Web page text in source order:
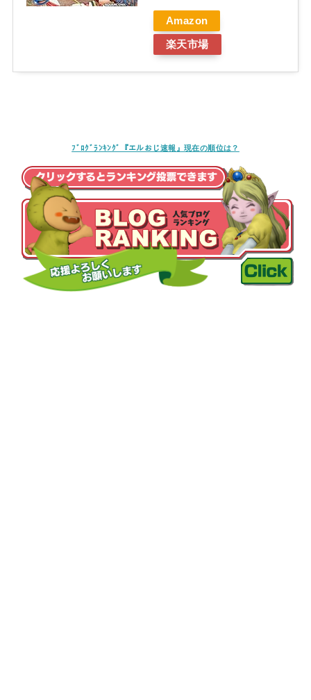
Amazon
楽天市場
ﾌﾞﾛｸﾞﾗﾝｷﾝｸﾞ『エルおじ速報』現在の順位は？